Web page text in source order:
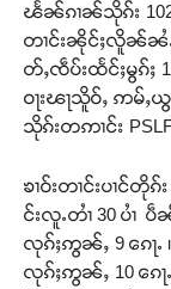
ၽႅၼ်ၵၢၼ်သိုၵ်း
တၢင်းၼိုင်ႈလိူၼ်ၼႆႉ
တ်ႇၸဵပ်းထႅင်ႈမွၵ်ႈ
ဝႃးၽႃသိူဝ်ႇ ဢမ်ႇ
သိုၵ်းတဢၢင်း
ၶၢဝ်းတၢင်းပၢင်
င်းလူႉတၢႆ 30 ပၢႆ ပဵ
လုၵ်ႈဢွၼ်ႇ 9 ၵေႃႉ
လုၵ်ႈဢွၼ်ႇ 10 ၵေႃ